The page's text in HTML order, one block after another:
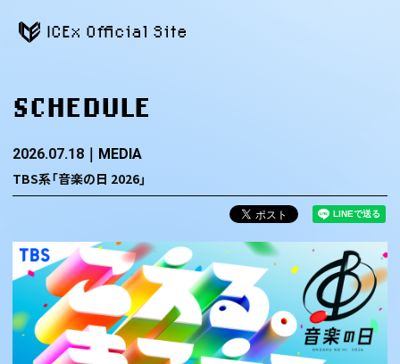
ICEx Official Site
SCHEDULE
2026.07.18 MEDIA
TBS系「音楽の日 2026」